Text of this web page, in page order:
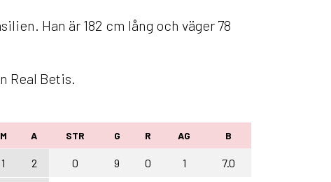
Han är 182 cm lång och väger 78
Real Betis.
M A STR G R AG B
1 2 0 9 0 1 7.0